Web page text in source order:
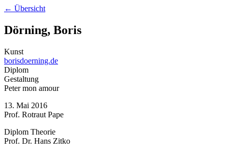
← Übersicht
Dörning, Boris
Kunst
borisdoerning.de
Diplom
Gestaltung
Peter mon amour
13. Mai 2016
Prof. Rotraut Pape
Diplom Theorie
Prof. Dr. Hans Zitko